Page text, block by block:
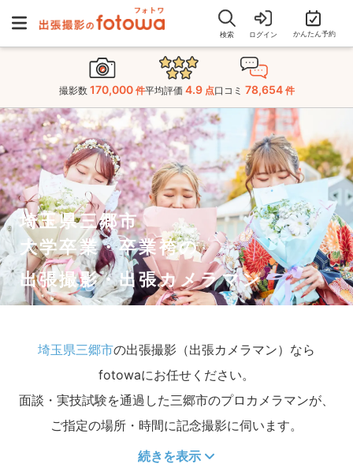
検索 ログイン かんたん予約
撮影数 170,000 件平均評価 4.9 点口コミ 78,654 件
埼玉県三郷市
大学卒業・卒業袴の
出張撮影・出張カメラマン
埼玉県三郷市の出張撮影（出張カメラマン）なら
fotowaにお任せください。
面談・実技試験を通過した三郷市のプロカメラマンが、
ご指定の場所・時間に記念撮影に伺います。
続きを表示